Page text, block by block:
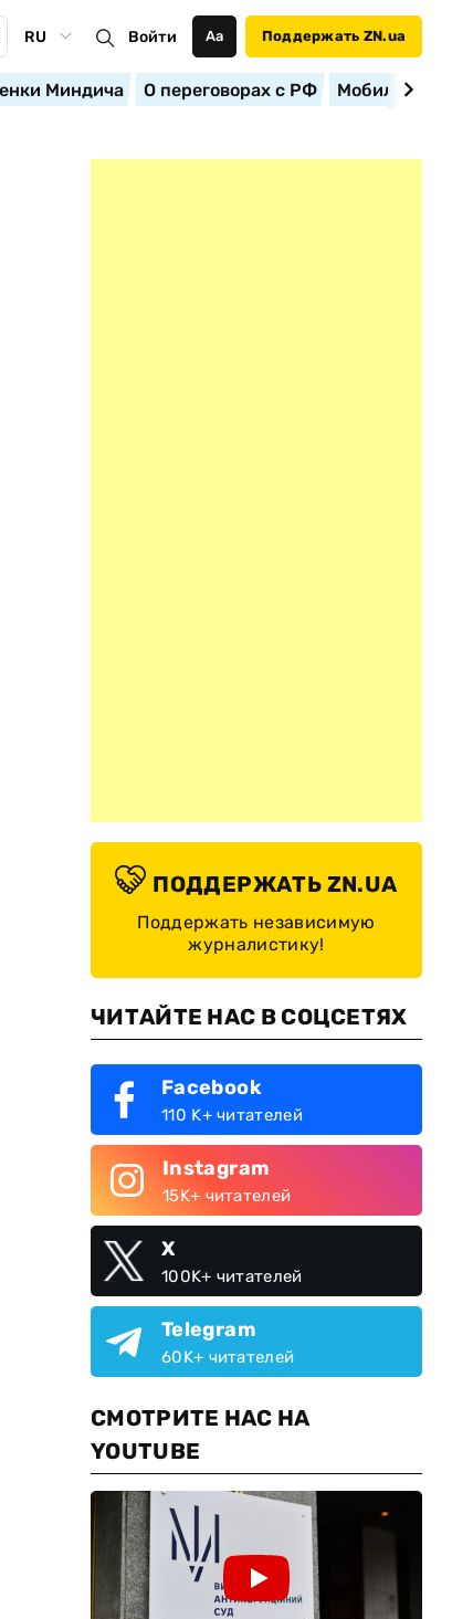
RU Войти Аа Поддержать ZN.ua
Миндича О переговорах с РФ
ПОДДЕРЖАТЬ ZN.UA
Поддержать независимую
журналистику!
ЧИТАЙТЕ НАС В СОЦСЕТЯХ
Facebook
110 K+ читателей
Instagram
15K+ читателей
X
100K+ читателей
Telegram
60K+ читателей
СМОТРИТЕ НАС НА
YOUTUBE